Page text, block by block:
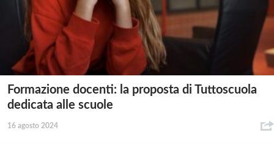
Formazione docenti: la proposta di Tuttoscuola
dedicata alle scuole
16 agosto 2024